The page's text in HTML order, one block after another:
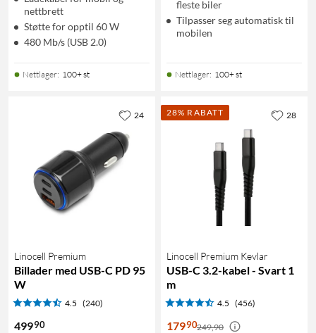
nettbrett
Støtte for opptil 60 W
480 Mb/s (USB 2.0)
Nettlager: 100+ st
fleste biler
Tilpasser seg automatisk til
mobilen
Nettlager: 100+ st
Linocell Premium
Billader med USB-C PD 95
W
4.5 (240)
49990
24 28% RABATT
Linocell Premium Kevlar
USB-C 3.2-kabel - Svart 1
m
4.5 (456)
17990249,90
28